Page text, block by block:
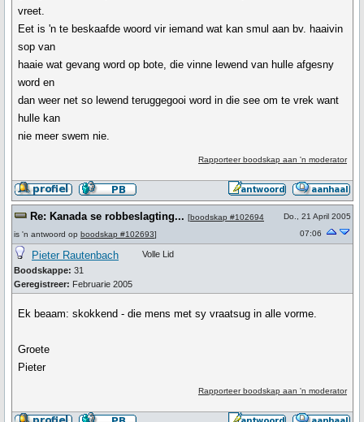
vreet.
Eet is 'n te beskaafde woord vir iemand wat kan smul aan bv. haaivin
sop van
haaie wat gevang word op bote, die vinne lewend van hulle afgesny
word en
dan weer net so lewend teruggegooi word in die see om te vrek want
hulle kan
nie meer swem nie.
Rapporteer boodskap aan 'n moderator
Re: Kanada se robbeslagting... [boodskap #102694
is 'n antwoord op boodskap #102693]
Do., 21 April 2005
07:06
Pieter Rautenbach
Boodskappe: 31
Geregistreer: Februarie 2005
Volle Lid
Ek beaam: skokkend - die mens met sy vraatsug in alle vorme.
Groete
Pieter
Rapporteer boodskap aan 'n moderator